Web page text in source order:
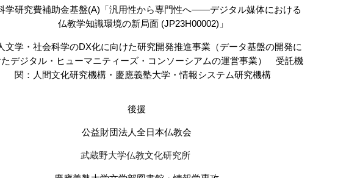
学研究費補助金基盤(A)「汎用性から専門性へ――デジタル媒体における
仏教学知識環境の新局面 (JP23H00002)」
文学・社会科学のDX化に向けた研究開発推進事業（データ基盤の開発に
デジタル・ヒューマニティーズ・コンソーシアムの運営事業） 受託機
関：人間文化研究機構・慶應義塾大学・情報システム研究機構
後援
公益財団法人全日本仏教会
武蔵野大学仏教文化研究所